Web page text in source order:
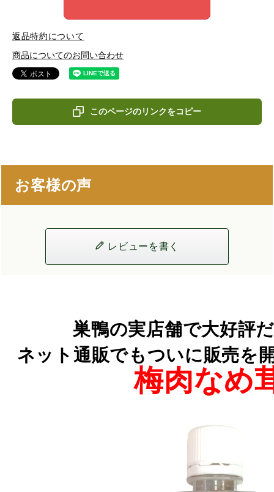
返品特約について
商品についてのお問い合わせ
このページのリンクをコピー
お客様の声
レビューを書く
巣鴨の実店舗で大好評
ネット通販でもついに販売を
梅肉なめ